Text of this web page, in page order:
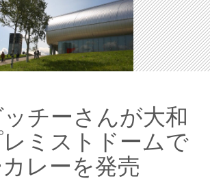
チーさんが大和
ミストドームで
レーを発売